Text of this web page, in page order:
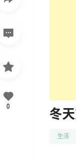
冬
生活
0